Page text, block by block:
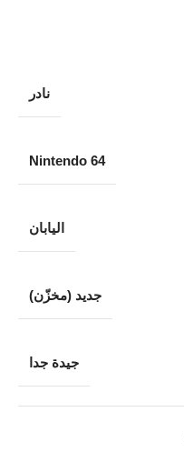
نادر
Nintendo 64
اليابان
جديد (مخزّن)
جيدة جدا